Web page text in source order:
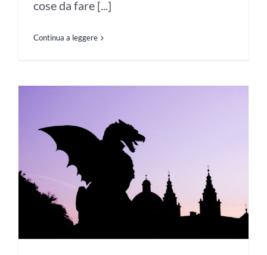
cose da fare [...]
Continua a leggere